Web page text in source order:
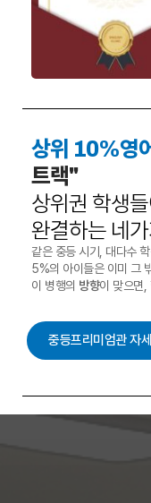
상위 10%영
트랙"
상위권 학생
완결하는 네
같은 중등 시기, 대다수
5%의 아이들은 이미 그
이 병행의 방향이 맞으면,
중등프리미엄관 자